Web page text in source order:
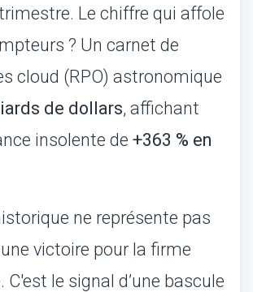
Le chiffre qui affole
? Un carnet de
cloud (RPO) astronomique
de dollars, affichant
insolente de +363 % en
ne représente pas
victoire pour la firme
C'est le signal d’une bascule